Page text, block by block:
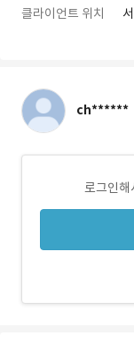
클라이언트 위치
ch******
로그인해